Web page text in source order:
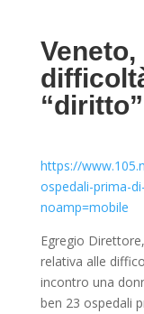
Veneto,
https://
ospedali-prima-
noamp=mobile
Egregio
relativa alle
incontro una
ben 23 ospedali